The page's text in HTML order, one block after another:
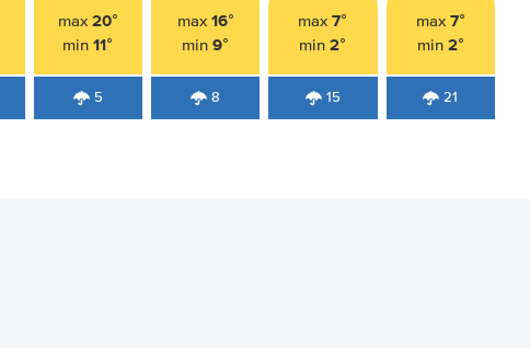
max 20°
min11°
5
max 16°
min9°
8
max7°
min2°
15
max 7°
min 2°
21